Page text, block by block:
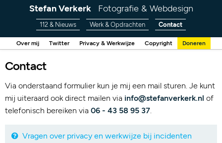
Stefan Verkerk Fotografie & Webdesign
112 & Nieuws Werk & Opdrachten Contact
Over mij Twitter Privacy & Werkwijze Copyright Doneren
Contact
Via onderstaand formulier kun je mij een mail sturen. Je kunt
mij uiteraard ook direct mailen via info@stefanverkerk.nl of
telefonisch bereiken via 06 - 43 58 95 37.
Vragen over privacy en werkwijze bij incidenten